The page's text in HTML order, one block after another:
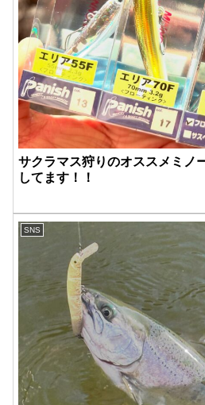
サクラマス狩りのオススメミノ
してます！！
SNS